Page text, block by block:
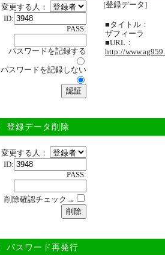
変更する人：
ID:
PASS:
パスワードを記録する
パスワードを記録しない
[登録データ]
■タイトル：
ザフィーラ
■URL：
http://
登録データ削除
変更する人：
ID:
PASS:
削除確認チェック→
パスワード再発行